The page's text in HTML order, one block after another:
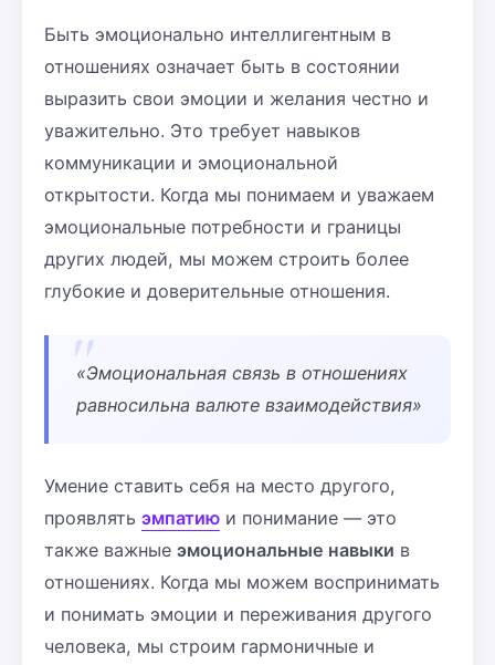
Быть эмоционально интеллигентным в
отношениях означает быть в состоянии
выразить свои эмоции и желания честно и
уважительно. Это требует навыков
коммуникации и эмоциональной
открытости. Когда мы понимаем и уважаем
эмоциональные потребности и границы
других людей, мы можем строить более
глубокие и доверительные отношения.
«Эмоциональная связь в отношениях
равносильна валюте взаимодействия»
Умение ставить себя на место другого,
проявлять эмпатию и понимание — это
также важные эмоциональные навыки в
отношениях. Когда мы можем воспринимать
и понимать эмоции и переживания другого
человека, мы строим гармоничные и